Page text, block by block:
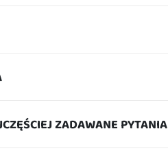
ZADAWANE PYTANIA